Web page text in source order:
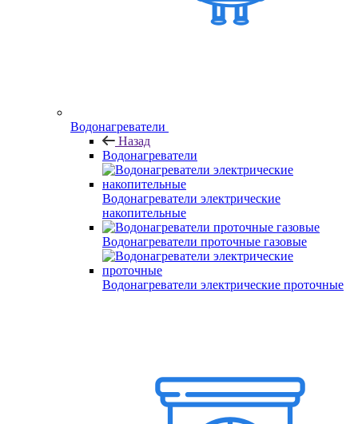
Водонагреватели
Назад
Водонагреватели
Водонагреватели электрические
накопительные
Водонагреватели проточные газовые
Водонагреватели электрические проточные